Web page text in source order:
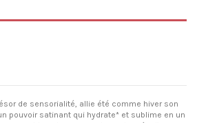
de sensorialité, allie été comme hiver son
pouvoir satinant qui hydrate* et sublime en un